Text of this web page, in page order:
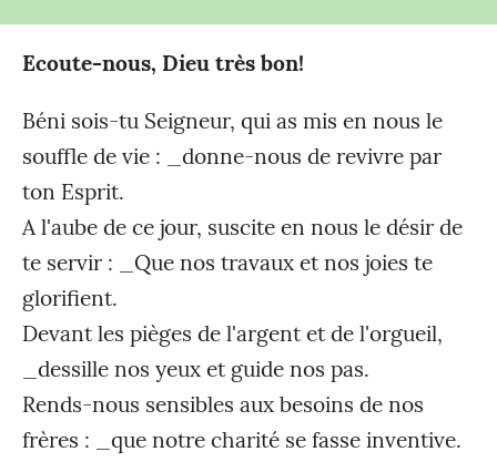
Ecoute-nous, Dieu très bon!
Béni sois-tu Seigneur, qui as mis en nous le
souffle de vie : _donne-nous de revivre par
ton Esprit.
A l'aube de ce jour, suscite en nous le désir de
te servir : _Que nos travaux et nos joies te
glorifient.
Devant les pièges de l'argent et de l'orgueil,
_dessille nos yeux et guide nos pas.
Rends-nous sensibles aux besoins de nos
frères : _que notre charité se fasse inventive.